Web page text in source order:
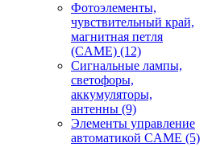
Фотоэлементы,
чувствительный край,
магнитная петля
(CAME) (12)
Сигнальные лампы,
светофоры,
аккумуляторы,
антенны (9)
Элементы управление
автоматикой CAME (5)